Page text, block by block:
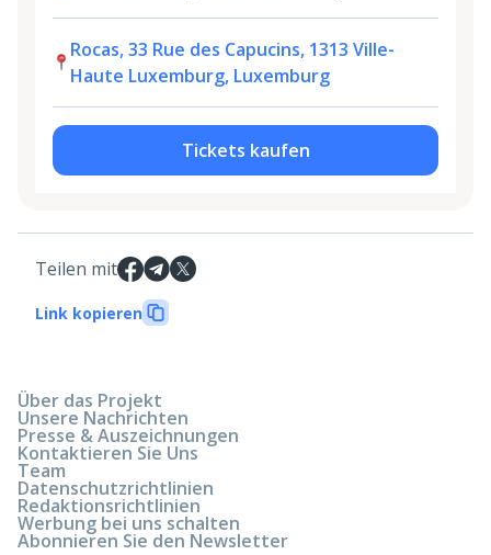
Rocas, 33 Rue des Capucins, 1313 Ville-
Haute Luxemburg, Luxemburg
Tickets kaufen
Teilen mit
Link kopieren
Über das Projekt
Unsere Nachrichten
Presse & Auszeichnungen
Kontaktieren Sie Uns
Team
Datenschutzrichtlinien
Redaktionsrichtlinien
Werbung bei uns schalten
Abonnieren Sie den Newsletter